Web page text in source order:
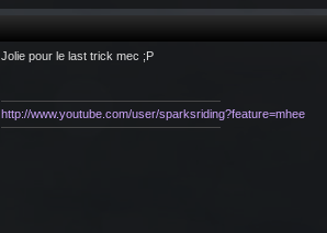
Jolie pour le last trick mec ;P
http://www.youtube.com/user/sparksriding?feature=mhee